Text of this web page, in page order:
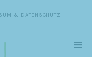
& DATENSCHUTZ